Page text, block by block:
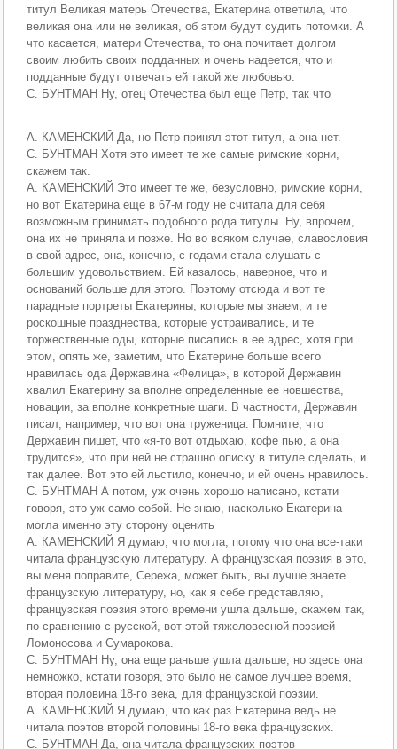
титул Великая матерь Отечества, Екатерина ответила, что
великая она или не великая, об этом будут судить потомки. А
что касается, матери Отечества, то она почитает долгом
своим любить своих подданных и очень надеется, что и
подданные будут отвечать ей такой же любовью.
С. БУНТМАН Ну, отец Отечества был еще Петр, так что
А. КАМЕНСКИЙ Да, но Петр принял этот титул, а она нет.
С. БУНТМАН Хотя это имеет те же самые римские корни,
скажем так.
А. КАМЕНСКИЙ Это имеет те же, безусловно, римские корни,
но вот Екатерина еще в 67-м году не считала для себя
возможным принимать подобного рода титулы. Ну, впрочем,
она их не приняла и позже. Но во всяком случае, славословия
в свой адрес, она, конечно, с годами стала слушать с
большим удовольствием. Ей казалось, наверное, что и
оснований больше для этого. Поэтому отсюда и вот те
парадные портреты Екатерины, которые мы знаем, и те
роскошные празднества, которые устраивались, и те
торжественные оды, которые писались в ее адрес, хотя при
этом, опять же, заметим, что Екатерине больше всего
нравилась ода Державина «Фелица», в которой Державин
хвалил Екатерину за вполне определенные ее новшества,
новации, за вполне конкретные шаги. В частности, Державин
писал, например, что вот она труженица. Помните, что
Державин пишет, что «я-то вот отдыхаю, кофе пью, а она
трудится», что при ней не страшно описку в титуле сделать, и
так далее. Вот это ей льстило, конечно, и ей очень нравилось.
С. БУНТМАН А потом, уж очень хорошо написано, кстати
говоря, это уж само собой. Не знаю, насколько Екатерина
могла именно эту сторону оценить
А. КАМЕНСКИЙ Я думаю, что могла, потому что она все-таки
читала французскую литературу. А французская поэзия в это,
вы меня поправите, Сережа, может быть, вы лучше знаете
французскую литературу, но, как я себе представляю,
французская поэзия этого времени ушла дальше, скажем так,
по сравнению с русской, вот этой тяжеловесной поэзией
Ломоносова и Сумарокова.
С. БУНТМАН Ну, она еще раньше ушла дальше, но здесь она
немножко, кстати говоря, это было не самое лучшее время,
вторая половина 18-го века, для французской поэзии.
А. КАМЕНСКИЙ Я думаю, что как раз Екатерина ведь не
читала поэтов второй половины 18-го века французских.
С. БУНТМАН Да, она читала французских поэтов